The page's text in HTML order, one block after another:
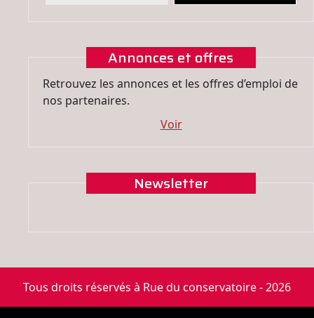
Annonces et offres
Retrouvez les annonces et les offres d’emploi de
nos partenaires.
Voir
Newsletter
Tous droits réservés à Rue du conservatoire - 2026